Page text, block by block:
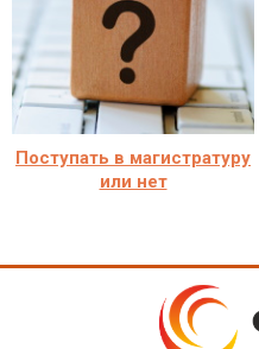
Поступать в магистратуру
или нет